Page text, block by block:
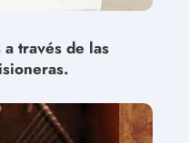
través de las